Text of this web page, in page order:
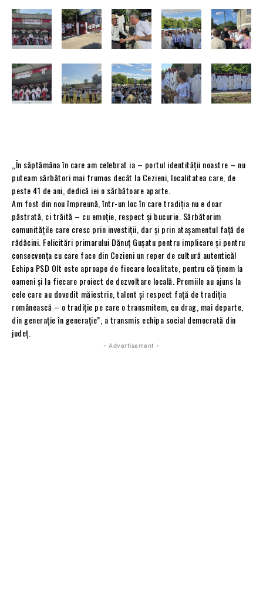
„În săptămâna în care am celebrat ia – portul identității noastre – nu
puteam sărbători mai frumos decât la Cezieni, localitatea care, de
peste 41 de ani, dedică iei o sărbătoare aparte.
Am fost din nou împreună, într-un loc în care tradiția nu e doar
păstrată, ci trăită – cu emoție, respect și bucurie. Sărbătorim
comunitățile care cresc prin investiții, dar și prin atașamentul față de
rădăcini. Felicitări primarului Dănuț Gușatu pentru implicare și pentru
consecvența cu care face din Cezieni un reper de cultură autentică!
Echipa PSD Olt este aproape de fiecare localitate, pentru că ținem la
oameni și la fiecare proiect de dezvoltare locală. Premiile au ajuns la
cele care au dovedit măiestrie, talent și respect față de tradiția
românească – o tradiție pe care o transmitem, cu drag, mai departe,
din generație în generație”, a transmis echipa social democrată din
județ.
- Advertisement -